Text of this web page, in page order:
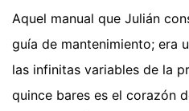
Aquel manual que Julián
guía de mantenimiento; era
las infinitas variables de la
quince bares es el corazón